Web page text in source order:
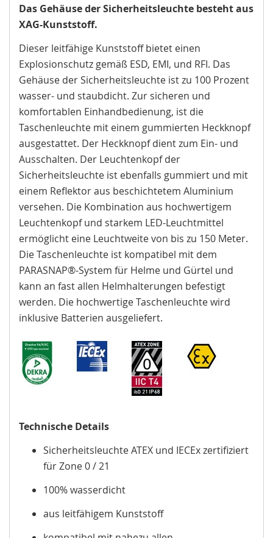
Das Gehäuse der Sicherheitsleuchte besteht aus
XAG-Kunststoff.
Dieser leitfähige Kunststoff bietet einen
Explosionschutz gemäß ESD, EMI, und RFI. Das
Gehäuse der Sicherheitsleuchte ist zu 100 Prozent
wasser- und staubdicht. Zur sicheren und
komfortablen Einhandbedienung, ist die
Taschenleuchte mit einem gummierten Heckknopf
ausgestattet. Der Heckknopf dient zum Ein- und
Ausschalten. Der Leuchtenkopf der
Sicherheitsleuchte ist ebenfalls gummiert und mit
einem Reflektor aus beschichtetem Aluminium
versehen. Die Kombination aus hochwertigem
Leuchtenkopf und starkem LED-Leuchtmittel
ermöglicht eine Leuchtweite von bis zu 150 Meter.
Die Taschenleuchte ist kompatibel mit dem
PARASNAP®-System für Helme und Gürtel und
kann an fast allen Helmhalterungen befestigt
werden. Die hochwertige Taschenleuchte wird
inklusive Batterien ausgeliefert.
Technische Details
Sicherheitsleuchte ATEX und IECEx zertifiziert
für Zone 0 / 21
100% wasserdicht
aus leitfähigem Kunststoff